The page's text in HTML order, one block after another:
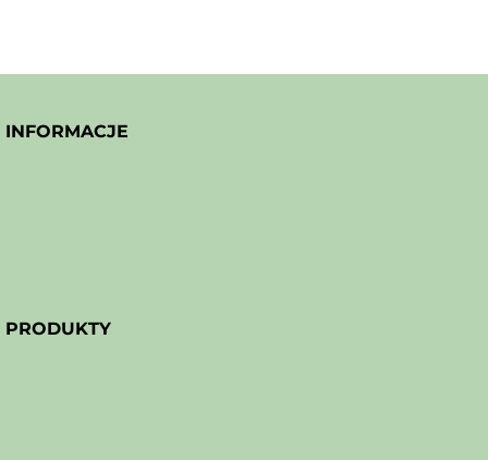
INFORMACJE
PRODUKTY